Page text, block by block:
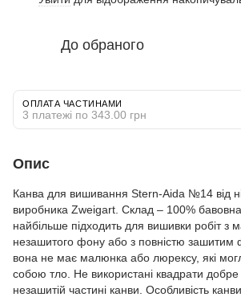
До обраного
ОПЛАТА ЧАСТИНАМИ
3 платежі по 343.00 грн
Опис
Канва для вишивання Stern-Aida №14 від
виробника Zweigart. Склад – 100%
найбільше підходить для вишивки робіт
незашитого фону або з повністю зашитим
вона не має малюнка або люрексу, які
собою тло. Не використані квадрати добре
незашитій частині канви. Особливість